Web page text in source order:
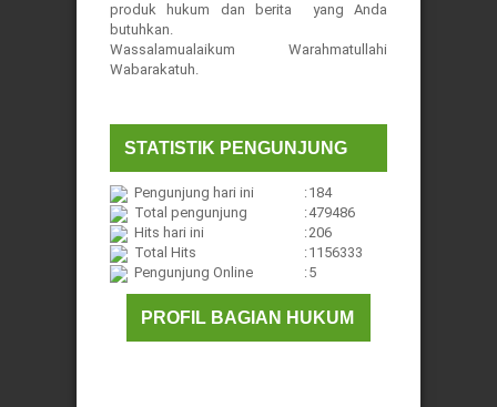
produk hukum dan berita yang Anda
butuhkan.
Wassalamualaikum Warahmatullahi
Wabarakatuh.
STATISTIK PENGUNJUNG
Pengunjung hari ini :184
Total pengunjung
:479486
Hits hari ini
:206
Total Hits
:1156333
Pengunjung Online
:5
PROFIL BAGIAN HUKUM